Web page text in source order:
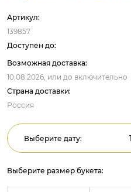
Артикул:
139857
Доступен до:
Возможная доставка:
10.08.2026, или до включительно
Страна доставки:
Россия
Выберите дату:
Выберите размер букета: